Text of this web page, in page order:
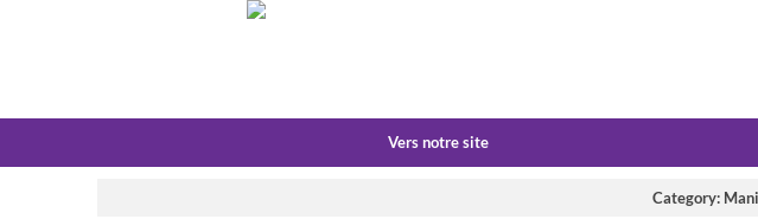
Vers notre site
Category: